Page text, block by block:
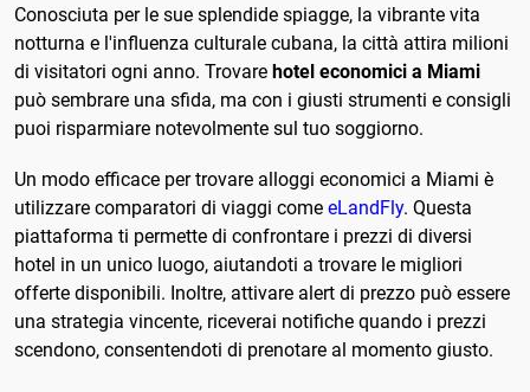
Conosciuta per le sue splendide spiagge, la vibrante vita
notturna e l'influenza culturale cubana, la città attira milioni
di visitatori ogni anno. Trovare hotel economici a Miami
può sembrare una sfida, ma con i giusti strumenti e consigli
puoi risparmiare notevolmente sul tuo soggiorno.
Un modo efficace per trovare alloggi economici a Miami è
utilizzare comparatori di viaggi come eLandFly. Questa
piattaforma ti permette di confrontare i prezzi di diversi
hotel in un unico luogo, aiutandoti a trovare le migliori
offerte disponibili. Inoltre, attivare alert di prezzo può essere
una strategia vincente, riceverai notifiche quando i prezzi
scendono, consentendoti di prenotare al momento giusto.